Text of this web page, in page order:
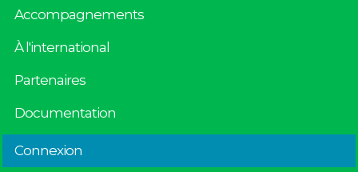
Accompagnements
À l'international
Partenaires
Documentation
Connexion